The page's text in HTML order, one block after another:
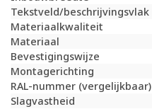
Tekstveld/beschrijvingsvlak
Materiaalkwaliteit
Materiaal
Bevestigingswijze
Montagerichting
RAL-nummer (vergelijkbaar)
Slagvastheid